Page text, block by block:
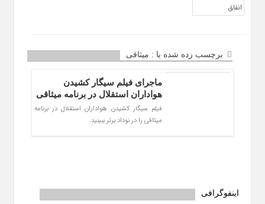
برچسب زده شده با : میثاقی
ماجرای فیلم سیگار کشیدن
هواداران استقلال در برنامه میثاقی
فیلم سیگار کشیدن هواداران استقلال در برنامه
میثاقی را در نوداد برتر ببینید.
اینفوگرافی